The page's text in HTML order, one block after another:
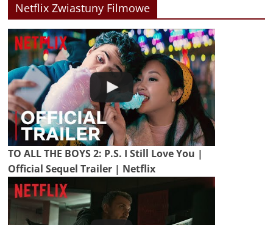
Netflix Zwiastuny Filmowe
TO ALL THE BOYS 2: P.S. I Still Love You |
Official Sequel Trailer | Netflix